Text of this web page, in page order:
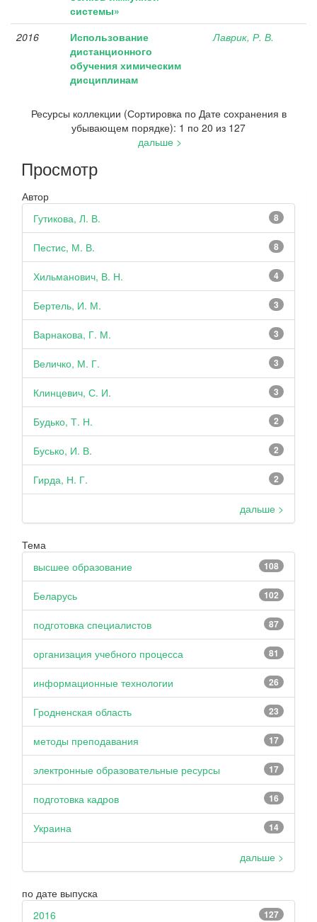
системы»
2016
Использование
дистанционного
обучения химическим
дисциплинам
Лаврик, Р. В.
Ресурсы коллекции (Сортировка по Дате сохранения в
убывающем порядке): 1 по 20 из 127
дальше >
Просмотр
Автор
8
Гутикова, Л. В.
8
Пестис, М. В.
4
Хильманович, В. Н.
3
Бертель, И. М.
3
Варнакова, Г. М.
3
Величко, М. Г.
3
Клинцевич, С. И.
2
Будько, Т. Н.
2
Бусько, И. В.
2
Гирда, Н. Г.
дальше >
Тема
108
высшее образование
102
Беларусь
87
подготовка специалистов
81
организация учебного процесса
26
информационные технологии
23
Гродненская область
17
методы преподавания
17
электронные образовательные ресурсы
16
подготовка кадров
14
Украина
дальше >
по дате выпуска
127
2016